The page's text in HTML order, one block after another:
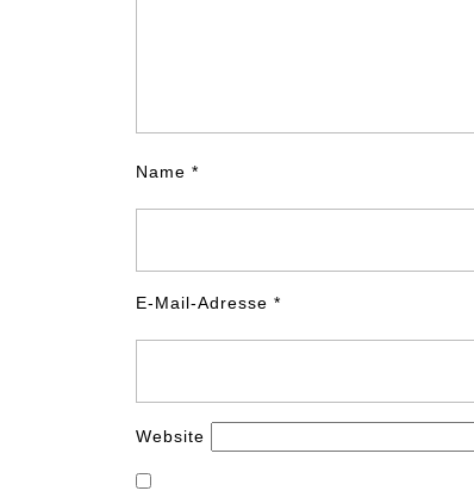
Name *
E-Mail-Adresse *
Website